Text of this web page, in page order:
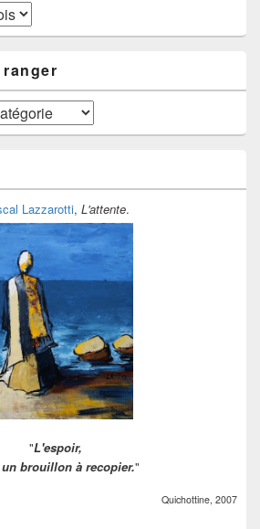
Lazzarotti, L'attente.
"L'espoir,
brouillon à recopier."
Quichottine, 2007